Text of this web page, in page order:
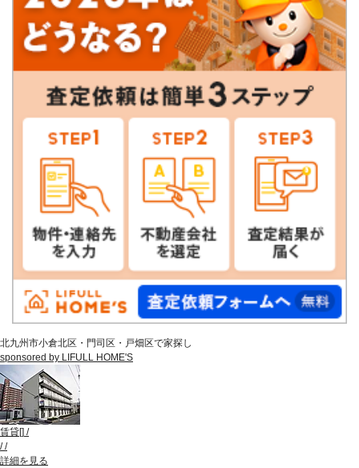
北九州市小倉北区・門司区・戸畑区で家探し
sponsored by LIFULL HOME'S
賃貸[] /
//
詳細を見る